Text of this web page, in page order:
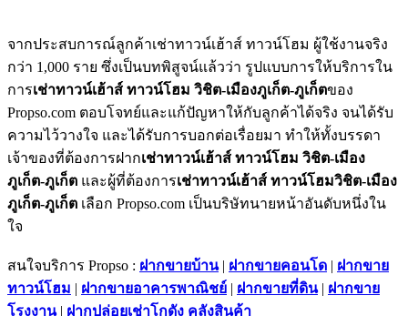
จากประสบการณ์ลูกค้าเช่าทาวน์เฮ้าส์ ทาวน์โฮม ผู้ใช้งานจริง
กว่า 1,000 ราย ซึ่งเป็นบทพิสูจน์แล้วว่า รูปแบบการให้บริการใน
การเช่าทาวน์เฮ้าส์ ทาวน์โฮม วิชิต-เมืองภูเก็ต-ภูเก็ตของ
Propso.com ตอบโจทย์และแก้ปัญหาให้กับลูกค้าได้จริง จนได้รับ
ความไว้วางใจ และได้รับการบอกต่อเรื่อยมา ทำให้ทั้งบรรดา
เจ้าของที่ต้องการฝากเช่าทาวน์เฮ้าส์ ทาวน์โฮม วิชิต-เมือง
ภูเก็ต-ภูเก็ต และผู้ที่ต้องการเช่าทาวน์เฮ้าส์ ทาวน์โฮมวิชิต-เมือง
ภูเก็ต-ภูเก็ต เลือก Propso.com เป็นบริษัทนายหน้าอันดับหนึ่งใน
ใจ
สนใจบริการ Propso : ฝากขายบ้าน| ฝากขายคอนโด | ฝากขาย
ทาวน์โฮม | ฝากขายอาคารพาณิชย์ | ฝากขายที่ดิน| ฝากขาย
โรงงาน| ฝากปล่อยเช่าโกดัง คลังสินค้า